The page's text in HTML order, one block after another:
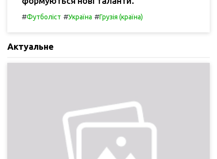
#Футболіст #Україна #Грузія (країна)
Актуальне